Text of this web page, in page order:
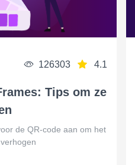
126303 4.1
Tips om ze
de QR-code aan om het